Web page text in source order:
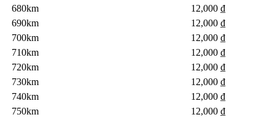
680km
12,000 ₫
690km
12,000 ₫
700km
12,000 ₫
710km
12,000 ₫
720km
12,000 ₫
730km
12,000 ₫
740km
12,000 ₫
750km
12,000 ₫